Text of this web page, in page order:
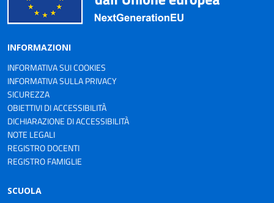
INFORMAZIONI
INFORMATIVA SUI COOKIES
INFORMATIVA SULLA PRIVACY
SICUREZZA
OBIETTIVI DI ACCESSIBILITÀ
DICHIARAZIONE DI ACCESSIBILITÀ
NOTE LEGALI
REGISTRO DOCENTI
REGISTRO FAMIGLIE
SCUOLA